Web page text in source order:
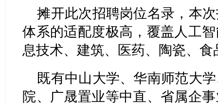
摊开此次招聘岗位名录，本
体系的适配度极高，覆盖人工
息技术、建筑、医药、陶瓷、
既有中山大学、华南师范大
院、广晟置业等中直、省属企